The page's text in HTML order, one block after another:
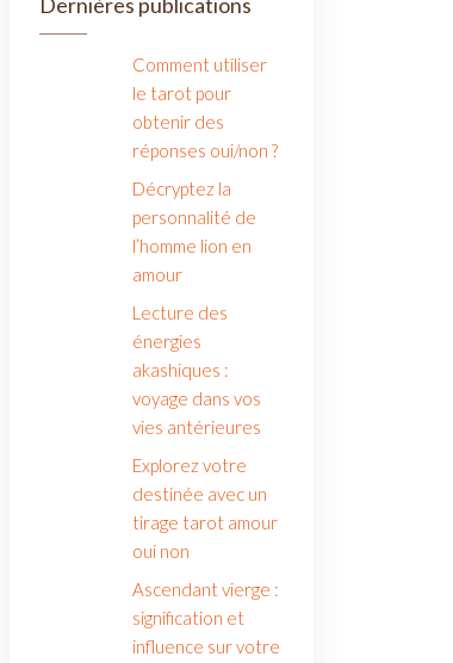
Comment utiliser
le tarot pour
obtenir des
réponses oui/non ?
Décryptez la
personnalité de
l’homme lion en
amour
Lecture des
énergies
akashiques :
voyage dans vos
vies antérieures
Explorez votre
destinée avec un
tirage tarot amour
oui non
Ascendant vierge :
signification et
influence sur votre